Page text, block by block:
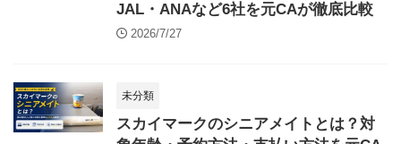
JAL・ANAなど6社を元CAが徹底比較
2026/7/27
未分類
スカイマークのシニアメイトとは？対